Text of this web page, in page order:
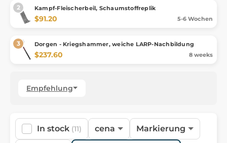
Kampf-Fleischerbeil, Schaumstoffreplik
$91.20 5-6 Wochen
Dorgen - Kriegshammer, weiche LARP-Nachbildung
$237.60 8 weeks
Empfehlung
In stock (11) cena Markierung